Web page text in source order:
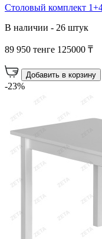
Столовый комплект
В наличии - 26 штук
89 950 тенге 125000 ₸
Добавить в корзину
-23%